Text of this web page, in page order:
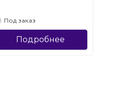
Под заказ
Подробнее